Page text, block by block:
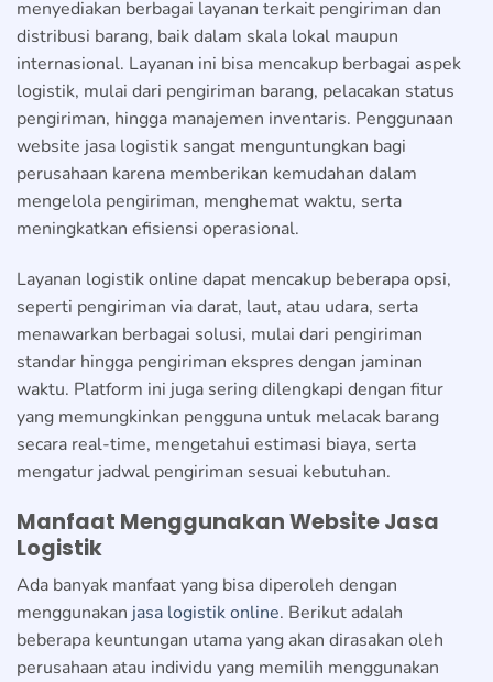
menyediakan berbagai layanan terkait pengiriman dan
distribusi barang, baik dalam skala lokal maupun
internasional. Layanan ini bisa mencakup berbagai aspek
logistik, mulai dari pengiriman barang, pelacakan status
pengiriman, hingga manajemen inventaris. Penggunaan
website jasa logistik sangat menguntungkan bagi
perusahaan karena memberikan kemudahan dalam
mengelola pengiriman, menghemat waktu, serta
meningkatkan efisiensi operasional.
Layanan logistik online dapat mencakup beberapa opsi,
seperti pengiriman via darat, laut, atau udara, serta
menawarkan berbagai solusi, mulai dari pengiriman
standar hingga pengiriman ekspres dengan jaminan
waktu. Platform ini juga sering dilengkapi dengan fitur
yang memungkinkan pengguna untuk melacak barang
secara real-time, mengetahui estimasi biaya, serta
mengatur jadwal pengiriman sesuai kebutuhan.
Manfaat Menggunakan Website Jasa
Logistik
Ada banyak manfaat yang bisa diperoleh dengan
menggunakan jasa logistik online. Berikut adalah
beberapa keuntungan utama yang akan dirasakan oleh
perusahaan atau individu yang memilih menggunakan